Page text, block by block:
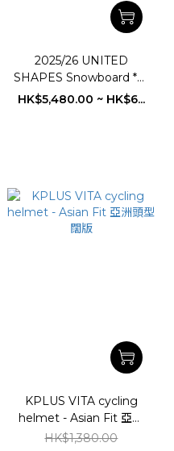
2025/26 UNITED
SHAPES Snowboard *少
量生產的極致瑞士精品級雪
HK$5,480.00 ~ HK$6...
KPLUS VITA cycling
helmet - Asian Fit 亞洲
頭型闊版
HK$1,380.00